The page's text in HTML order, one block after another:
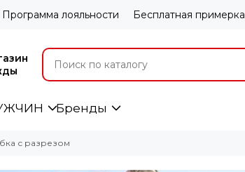
Программа лояльности Бесплатная примерка
Бренды
с разрезом